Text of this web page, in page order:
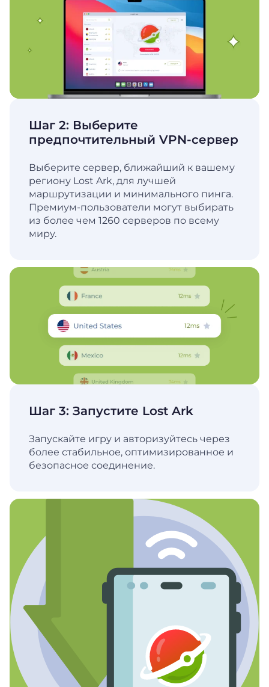
Шаг 2: Выберите
предпочтительный VPN-сервер
Выберите сервер, ближайший к вашему
региону Lost Ark, для лучшей
маршрутизации и минимального пинга.
Премиум-пользователи могут выбирать
из более чем 1260 серверов по всему
миру.
Шаг 3: Запустите Lost Ark
Запускайте игру и авторизуйтесь через
более стабильное, оптимизированное и
безопасное соединение.